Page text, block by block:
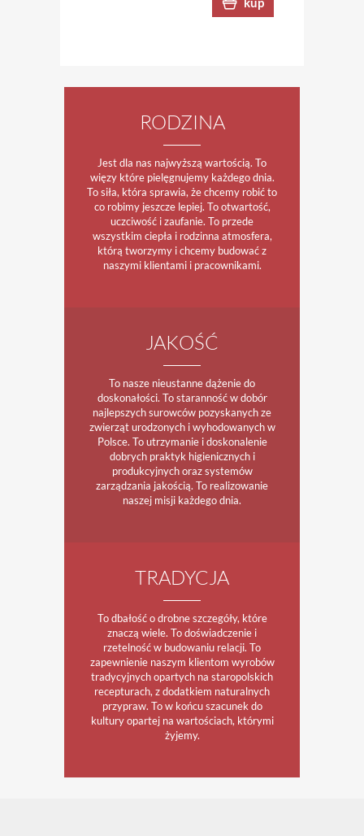
RODZINA
Jest dla nas najwyższą wartością. To
więzy które pielęgnujemy każdego dnia.
To siła, która sprawia, że chcemy robić to
co robimy jeszcze lepiej. To otwartość,
uczciwość i zaufanie. To przede
wszystkim ciepła i rodzinna atmosfera,
którą tworzymy i chcemy budować z
naszymi klientami i pracownikami.
JAKOŚĆ
To nasze nieustanne dążenie do
doskonałości. To staranność w dobór
najlepszych surowców pozyskanych ze
zwierząt urodzonych i wyhodowanych w
Polsce. To utrzymanie i doskonalenie
dobrych praktyk higienicznych i
produkcyjnych oraz systemów
zarządzania jakością. To realizowanie
naszej misji każdego dnia.
TRADYCJA
To dbałość o drobne szczegóły, które
znaczą wiele. To doświadczenie i
rzetelność w budowaniu relacji. To
zapewnienie naszym klientom wyrobów
tradycyjnych opartych na staropolskich
recepturach, z dodatkiem naturalnych
przypraw. To w końcu szacunek do
kultury opartej na wartościach, którymi
żyjemy.